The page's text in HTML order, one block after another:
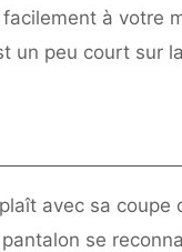
à votre
un peu court sur
avec sa
se